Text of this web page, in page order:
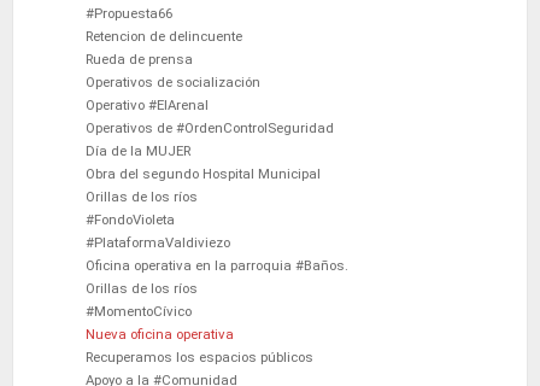
#Propuesta66
Retencion de delincuente
Rueda de prensa
Operativos de socialización
Operativo #ElArenal
Operativos de #OrdenControlSeguridad
Día de la MUJER
Obra del segundo Hospital Municipal
Orillas de los ríos
#FondoVioleta
#PlataformaValdiviezo
Oficina operativa en la parroquia #Baños.
Orillas de los ríos
#MomentoCívico
Nueva oficina operativa
Recuperamos los espacios públicos
Apoyo a la #Comunidad